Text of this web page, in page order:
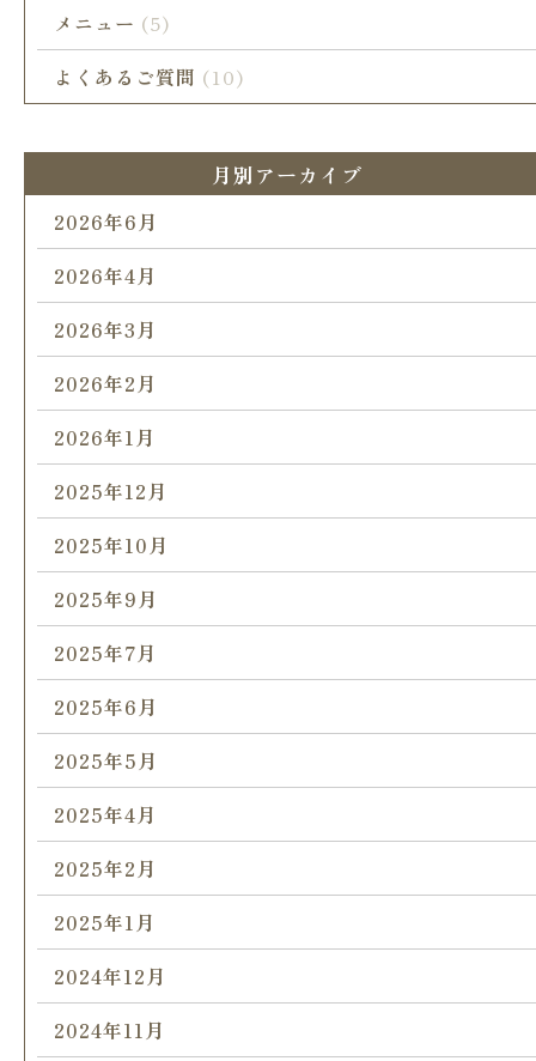
メニュー (5)
よくあるご質問 (10)
月別アーカイブ
2026年6月
2026年4月
2026年3月
2026年2月
2026年1月
2025年12月
2025年10月
2025年9月
2025年7月
2025年6月
2025年5月
2025年4月
2025年2月
2025年1月
2024年12月
2024年11月